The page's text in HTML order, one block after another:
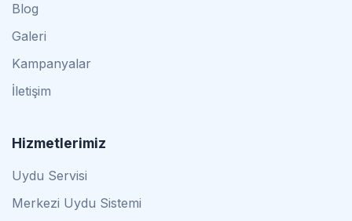
Blog
Galeri
Kampanyalar
İletişim
Hizmetlerimiz
Uydu Servisi
Merkezi Uydu Sistemi